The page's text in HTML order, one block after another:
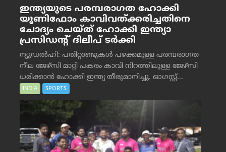
ഇന്ത്യയുടെ പരമ്പരാഗത ഹോക്കി
യൂണിഫോം കാവിവത്ക്കരിച്ചതിനെ
ചോദ്യം ചെയ്ത് ഹോക്കി ഇന്ത്യാ
പ്രസിഡന്റ് ദിലീപ് ടര്‍ക്കി
ന്യൂഡൽഹി: പതിറ്റാണ്ടുകൾ പഴക്കമുള്ള പരമ്പരാഗത
നീല ജേഴ്‌സി മാറ്റി പകരം കാവി നിറത്തിലുള്ള ജേഴ്‌സി
ധരിക്കാൻ ഹോക്കി ഇന്ത്യ തീരുമാനിച്ചു. ഓഗസ്റ്റ്...
INDIA SPORTS